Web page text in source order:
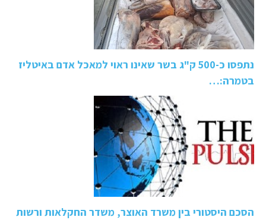
נתפסו כ-500 ק"ג בשר שאינו ראוי למאכל אדם באיטליז
בטמרה:…
הסכם היסטורי בין משרד האוצר, משדר החקלאות ורשות